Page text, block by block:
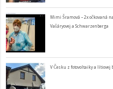
Mimi Šramová – 2x očkovaná
Vašáryovej a Schwarzenberga
V Česku z fotovoltaiky a lítiovej